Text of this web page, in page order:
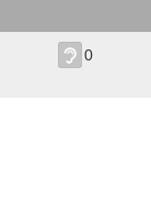
0